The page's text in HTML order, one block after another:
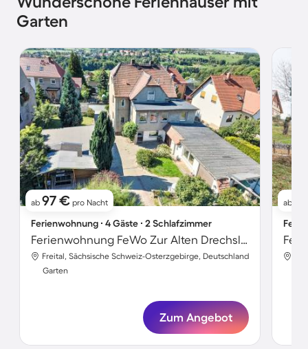
Garten
ab 97 € pro Nacht
Ferienwohnung ∙ 4 Gäste ∙ 2 Schlafzimmer
Ferienwohnung FeWo Zur Alten Drechslerei
Freital, Sächsische Schweiz-Osterzgebirge, Deutschland
Garten
Zum Angebot
ab